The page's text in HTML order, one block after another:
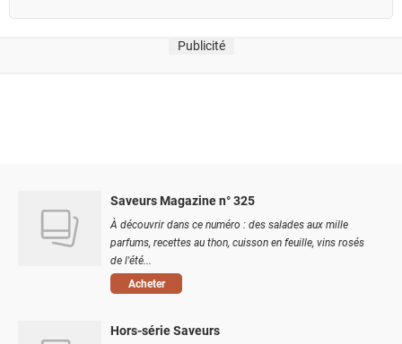
Publicité
Saveurs Magazine n° 325
À découvrir dans ce numéro : des salades aux mille
parfums, recettes au thon, cuisson en feuille, vins rosés
de l'été...
Acheter
Hors-série Saveurs